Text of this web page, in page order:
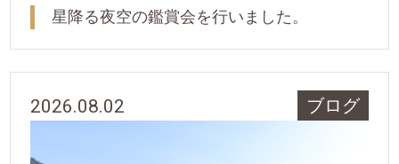
星降る夜空の鑑賞会を行いました。
2026.08.02 ブログ